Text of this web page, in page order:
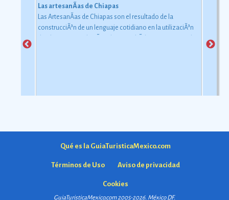
Las artesanÃ­as de Chiapas
Las ArtesanÃ­as de Chiapas son el resultado de la
construcciÃ³n de un lenguaje cotidiano en la utilizaciÃ³n
Qué es la GuiaTuristicaMexico.com
Términos de Uso Aviso de privacidad
Cookies
GuiaTuristicaMexico.com 2005-2026. MéxicoDF.